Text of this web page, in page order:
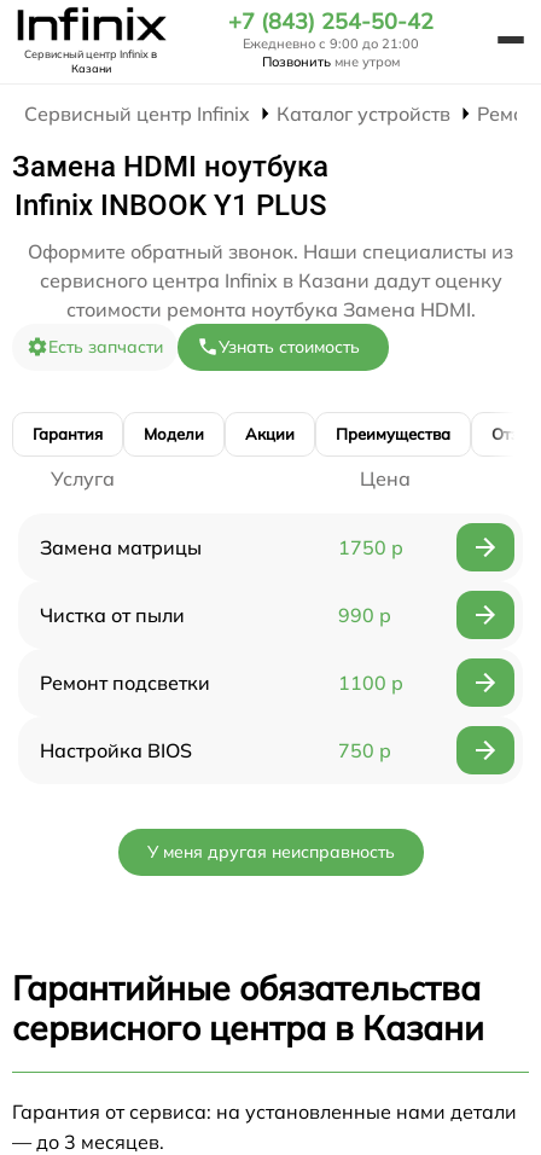
Сервисный центр Infinixв
Казани
+7 (843) 254-50-42
Ежедневно с 9:00 до 21:00
Позвонить мне утром
Сервисный центр Infinix Каталог устройств
Замена HDMI ноутбука
Infinix INBOOK Y1 PLUS
Оформите обратный звонок. Наши специалисты из
сервисного центра Infinix в Казани дадут оценку
стоимости ремонта ноутбука Замена HDMI.
Есть запчасти Узнать стоимость
Гарантия Модели Акции Преимущества
Услуга Цена
Замена матрицы 1750 р
Чистка от пыли 990 р
Ремонт подсветки 1100 р
Настройка BIOS 750 р
У меня другая неисправность
Гарантийные обязательства
сервисного центра в Казани
Гарантия от сервиса: на установленные нами детали
— до 3 месяцев.